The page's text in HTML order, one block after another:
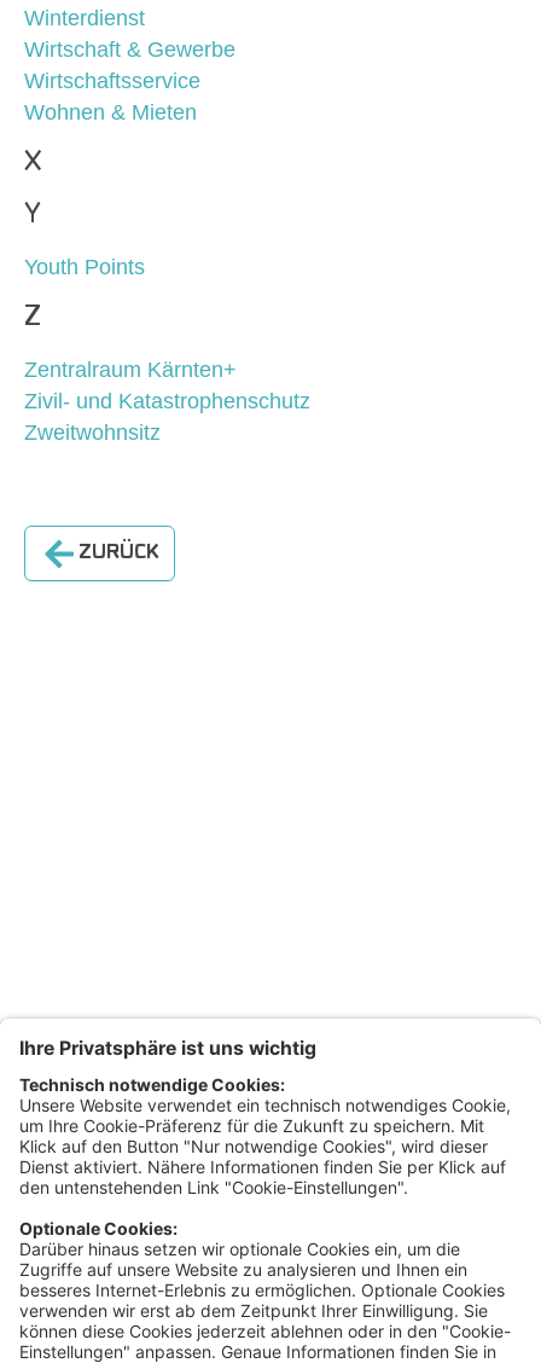
Winterdienst
Wirtschaft & Gewerbe
Wirtschaftsservice
Wohnen & Mieten
X
Y
Youth Points
Z
Zentralraum Kärnten+
Zivil- und Katastrophenschutz
Zweitwohnsitz
ZURÜCK